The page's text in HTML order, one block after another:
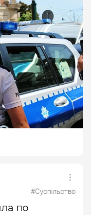
#Суспільство
по